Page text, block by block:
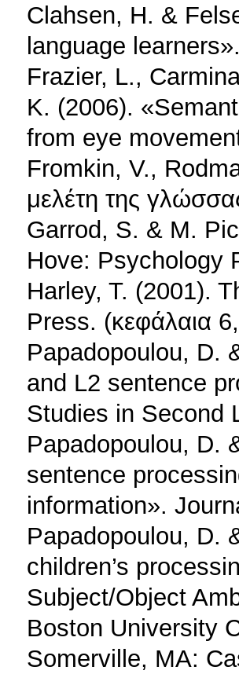
Clahsen, H. &
language
Frazier, L.,
K. (2006).
from eye
Fromkin, V.,
μελέτη της
Garrod, S. & M.
Hove: Psychology
Harley, T. (2001).
Press. (κεφάλαια
Papadopoulou, D.
and L2 sentence
Studies in Second
Papadopoulou, D.
sentence
information».
Papadopoulou, D.
children’s
Subject/Object
Boston University
Somerville, MA: